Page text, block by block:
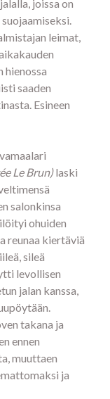
joissa on
leimat,
hienossa
saaden
Esineen
Le Brun)laski
salonkinsa
ohuiden
reunaa kiertäviä
sileä
levollisen
jalan kanssa,
takana ja
ennen
muuttaen
ja